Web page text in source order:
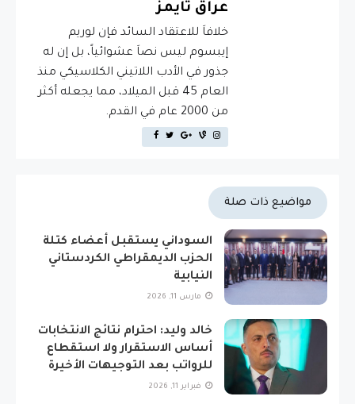
عراق تايمز
خلافاَ للاعتقاد السائد فإن لوريم
إيبسوم ليس نصاَ عشوائياً، بل إن له
جذور في الأدب اللاتيني الكلاسيكي منذ
العام 45 قبل الميلاد، مما يجعله أكثر
من 2000 عام في القدم.
مواضيع ذات صلة
السوداني يستقبل أعضاء كتلة
الحزب الديمقراطي الكردستاني
النيابية
مارس 11, 2026
خالد وليد: احترام نتائج الانتخابات
أساس الاستقرار ولا استقطاع
للرواتب بعد التوجيهات الأخيرة
فبراير 11, 2026